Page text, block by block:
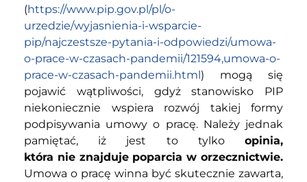
(https://www.pip.gov.pl/pl/o-
urzedzie/wyjasnienia-i-wsparcie-
pip/najczestsze-pytania-i-odpowiedzi/umowa-
o-prace-w-czasach-pandemii/121594,umowa-o-
prace-w-czasach-pandemii.html) mogą się
pojawić wątpliwości, gdyż stanowisko PIP
niekoniecznie wspiera rozwój takiej formy
podpisywania umowy o pracę. Należy jednak
pamiętać, iż jest to tylko opinia,
która nie znajduje poparcia w orzecznictwie.
Umowa o pracę winna być skutecznie zawarta,